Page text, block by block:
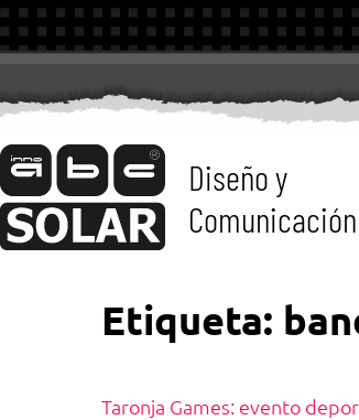
Diseño y
Etiqueta:
Taronja Games: evento